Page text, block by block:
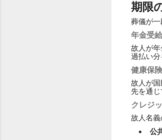
期限
葬儀が一
年金受
故人が
過払い
健康保
故人が
先を通じ
クレジ
故人名義
公